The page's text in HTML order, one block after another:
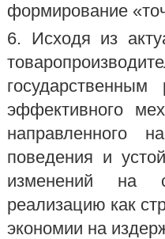
формирование
6. Исходя из
эффективного
направленного
поведения и
изменений на
реализацию как
экономии на